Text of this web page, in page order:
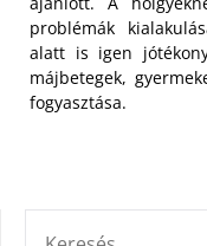
problémák
alatt is igen
májbetegek,
fogyasztása.